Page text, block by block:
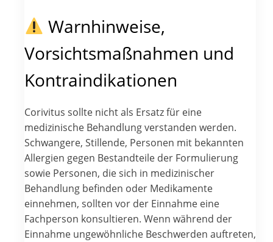
Warnhinweise,
Vorsichtsmaßnahmen und
Kontraindikationen
Corivitus sollte nicht als Ersatz für eine
medizinische Behandlung verstanden werden.
Schwangere, Stillende, Personen mit bekannten
Allergien gegen Bestandteile der Formulierung
sowie Personen, die sich in medizinischer
Behandlung befinden oder Medikamente
einnehmen, sollten vor der Einnahme eine
Fachperson konsultieren. Wenn während der
Einnahme ungewöhnliche Beschwerden auftreten,